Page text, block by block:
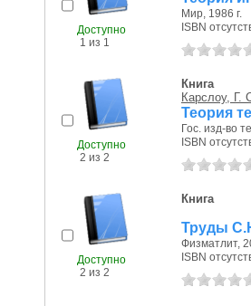
Доступно
1 из 1
Мир, 1986 г.
ISBN
Доступно
2 из 2
Книга
Карслоу, Г.
Теория
Гос. изд-во
ISBN
Доступно
2 из 2
Книга
Труды
Физматлит,
ISBN